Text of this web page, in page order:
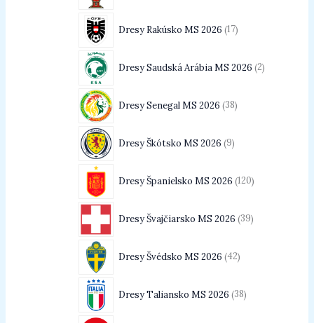
Dresy Rakúsko MS 2026 17
Dresy Saudská Arábia MS 2026 2
Dresy Senegal MS 2026 38
Dresy Škótsko MS 2026 9
Dresy Španielsko MS 2026 120
Dresy Švajčiarsko MS 2026 39
Dresy Švédsko MS 2026 42
Dresy Taliansko MS 2026 38